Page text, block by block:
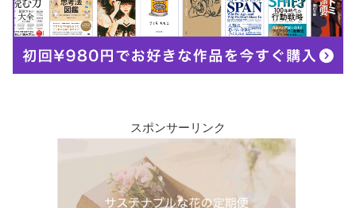
スポンサーリンク